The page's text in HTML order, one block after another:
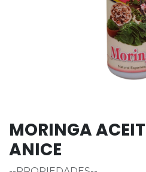
MORINGA
ANICE